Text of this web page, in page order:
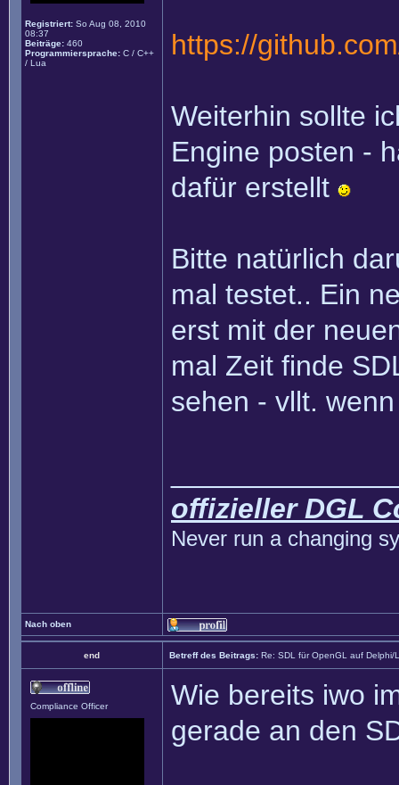
Registriert: So Aug 08, 2010
08:37
Beiträge: 460
Programmiersprache: C / C++
/ Lua
https://
Weiterhin sollte
Engine posten -
dafür erstellt
Bitte natürlich
mal testet.. Ein
erst mit der
mal Zeit finde
sehen - vllt.
offizieller DGL
Never run a changing
Nach oben
end Betreff des Beitrags: Re: SDL für OpenGL auf Delphi/
Compliance Officer
Wie bereits iwo
gerade an den